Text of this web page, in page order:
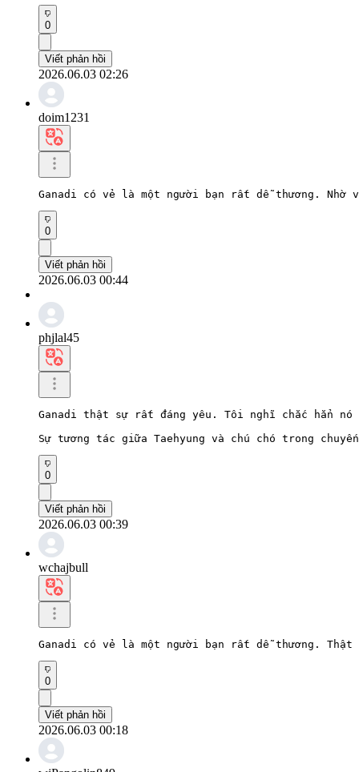
0
Viết phản hồi
2026.06.03 02:26
doim1231
Ganadi có vẻ là một người bạn rất dễ thương.
0
Viết phản hồi
2026.06.03 00:44
phjlal45
Ganadi thật sự rất đáng yêu. Tôi nghĩ chắc hẳn nó
Sự tương tác giữa Taehyung và chú chó trong
0
Viết phản hồi
2026.06.03 00:39
wchajbull
Ganadi có vẻ là một người bạn rất dễ thương.
0
Viết phản hồi
2026.06.03 00:18